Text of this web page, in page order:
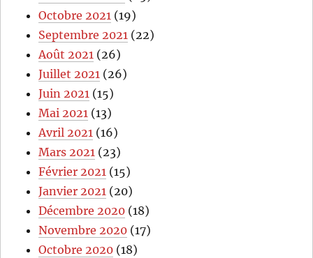
Octobre 2021 (19)
Septembre 2021 (22)
Août 2021 (26)
Juillet 2021 (26)
Juin 2021 (15)
Mai 2021 (13)
Avril 2021 (16)
Mars 2021 (23)
Février 2021 (15)
Janvier 2021 (20)
Décembre 2020 (18)
Novembre 2020 (17)
Octobre 2020 (18)